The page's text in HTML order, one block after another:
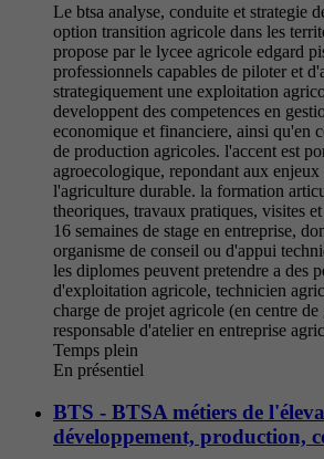
Le btsa analyse, conduite et strategie
option transition agricole dans les
propose par le lycee agricole edgard
professionnels capables de piloter et
strategiquement une exploitation
developpent des competences en
economique et financiere, ainsi qu'en
de production agricoles. l'accent est
agroecologique, repondant aux
l'agriculture durable. la formation
theoriques, travaux pratiques, visites
16 semaines de stage en entreprise,
organisme de conseil ou d'appui
les diplomes peuvent pretendre a des
d'exploitation agricole, technicien
charge de projet agricole (en centre
responsable d'atelier en entreprise
Temps plein
En présentiel
BTS - BTSA métiers de
développement, production,